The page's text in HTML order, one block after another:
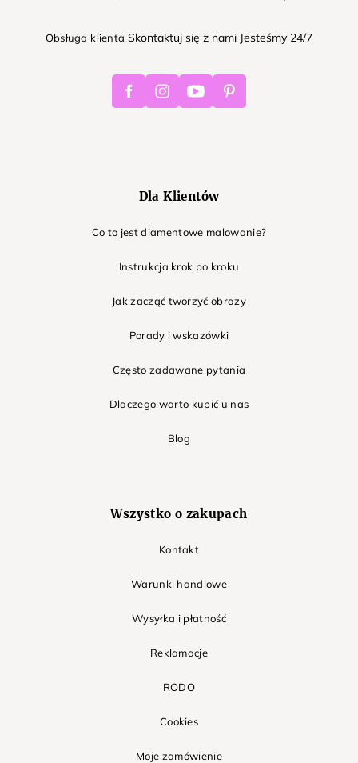
Obsługa klienta Skontaktuj się z nami Jesteśmy 24/7
FacebookInstagramYoutube Pinterest
Dla Klientów
Co to jest diamentowe malowanie?
Instrukcja krok po kroku
Jak zacząć tworzyć obrazy
Porady i wskazówki
Często zadawane pytania
Dlaczego warto kupić u nas
Blog
Wszystko o zakupach
Kontakt
Warunki handlowe
Wysyłka i płatność
Reklamacje
RODO
Cookies
Moje zamówienie